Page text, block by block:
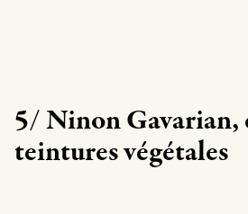
5/ Ninon Gavarian,
teintures végétales